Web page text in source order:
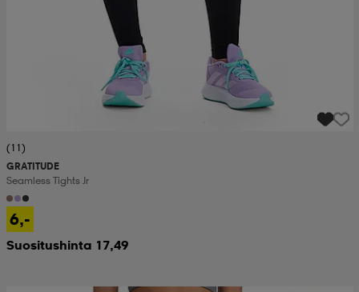
(11)
GRATITUDE
Seamless Tights Jr
6,-
Suositushinta 17,49